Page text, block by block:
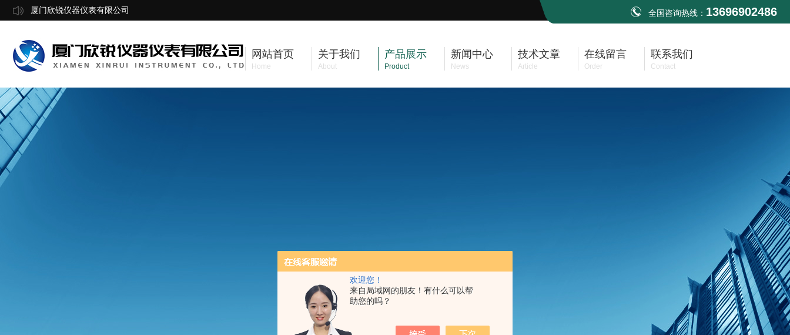
欢迎您！
来自局域网的朋友！有什么可以帮
助您的吗？
厦门欣锐仪器仪表有限公司 全国咨询热线： 13696902486
网站首页
Home
关于我们
About
产品展示
Product
新闻中心
News
技术文章
Article
在线留言
Order
联系我们
Contact